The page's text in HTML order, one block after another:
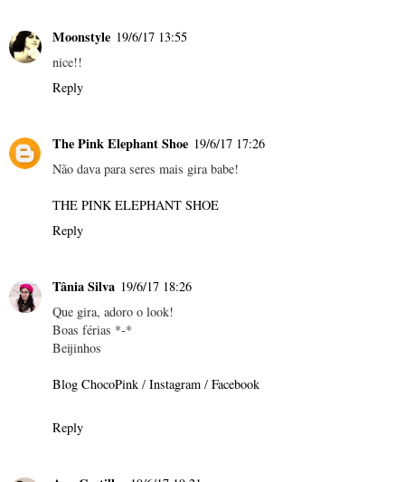
Moonstyle 19/6/17 13:55
nice!!
Reply
The Pink Elephant Shoe 19/6/17 17:26
Não dava para seres mais gira babe!
THE PINK ELEPHANT SHOE
Reply
Tânia Silva 19/6/17 18:26
Que gira, adoro o look!
Boas férias *-*
Beijinhos
Blog ChocoPink / Instagram / Facebook
Reply